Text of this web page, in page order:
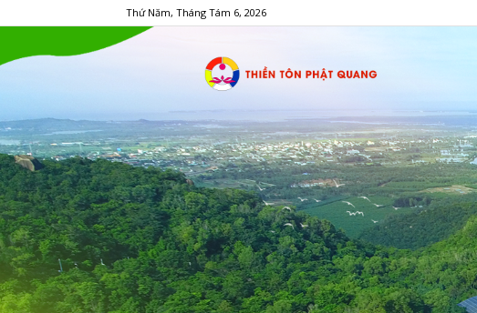
Thứ Năm, Tháng Tám 6, 2026